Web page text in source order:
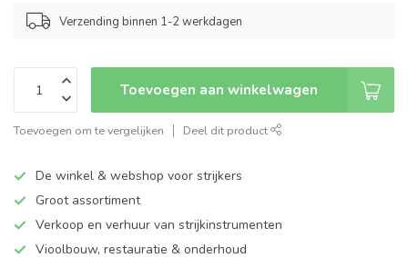
Verzending binnen 1-2 werkdagen
Toevoegen aan winkelwagen
Toevoegen om te vergelijken Deel dit product
De winkel & webshop voor strijkers
Groot assortiment
Verkoop en verhuur van strijkinstrumenten
Vioolbouw, restauratie & onderhoud